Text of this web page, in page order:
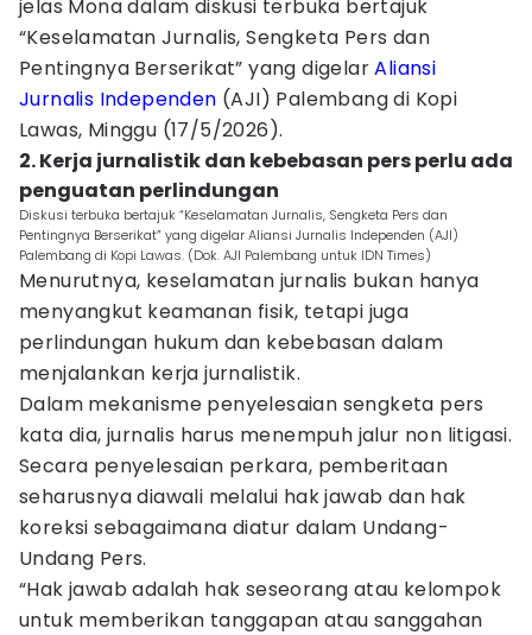
jelas Mona dalam diskusi terbuka bertajuk
“Keselamatan Jurnalis, Sengketa Pers dan
Pentingnya Berserikat” yang digelarAliansi
Jurnalis Independen (AJI) Palembang di Kopi
Lawas, Minggu (17/5/2026).
2. Kerja jurnalistik dan kebebasan pers perlu ada
penguatan perlindungan
Diskusi terbuka bertajuk “Keselamatan Jurnalis, Sengketa Pers dan
Pentingnya Berserikat” yang digelar Aliansi Jurnalis Independen (AJI)
Palembang di Kopi Lawas. (Dok. AJI Palembang untuk IDN Times)
Menurutnya, keselamatan jurnalis bukan hanya
menyangkut keamanan fisik, tetapi juga
perlindungan hukum dan kebebasan dalam
menjalankan kerja jurnalistik.
Dalam mekanisme penyelesaian sengketa pers
kata dia, jurnalis harus menempuh jalur non litigasi.
Secara penyelesaian perkara, pemberitaan
seharusnya diawali melalui hak jawab dan hak
koreksi sebagaimana diatur dalam Undang-
Undang Pers.
“Hak jawab adalah hak seseorang atau kelompok
untuk memberikan tanggapan atau sanggahan